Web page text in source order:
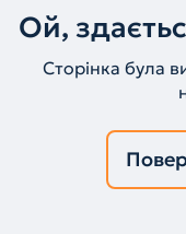
Ой,
Сторінка була